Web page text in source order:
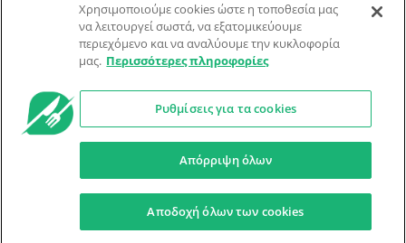
Υποβολή Συνταγής
Φόρμα Επικοινωνίας
© Dorpon • Μηχανή αναζήτησης για …καλοφαγάδες!
Προστασία Προσωπικών Δεδομένων Όροι Xρήσης
Ο βοηθός μπορεί να κάνει λάθη — ελέγξτε τις συνταγές.
Χρησιμοποιούμε cookies ώστε η τοποθεσία μας
να λειτουργεί σωστά, να εξατομικεύουμε
περιεχόμενο και να αναλύουμε την κυκλοφορία
μας. Περισσότερες πληροφορίες
Ρυθμίσεις για τα cookies
Απόρριψη όλων
Αποδοχή όλων των cookies